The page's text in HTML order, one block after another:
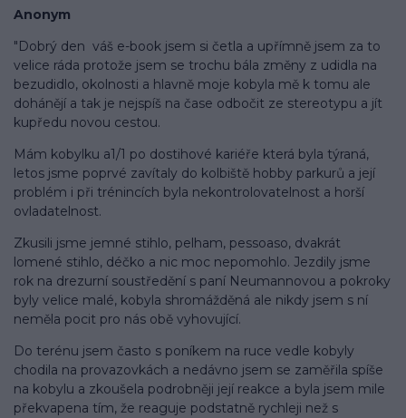
Anonym
"Dobrý den váš e-book jsem si četla a upřímně jsem za to
velice ráda protože jsem se trochu bála změny z udidla na
bezudidlo, okolnosti a hlavně moje kobyla mě k tomu ale
dohánějí a tak je nejspíš na čase odbočit ze stereotypu a jít
kupředu novou cestou.
Mám kobylku a1/1 po dostihové kariéře která byla týraná,
letos jsme poprvé zavítaly do kolbiště hobby parkurů a její
problém i při trénincích byla nekontrolovatelnost a horší
ovladatelnost.
Zkusili jsme jemné stihlo, pelham, pessoaso, dvakrát
lomené stihlo, déčko a nic moc nepomohlo. Jezdily jsme
rok na drezurní soustředění s paní Neumannovou a pokroky
byly velice malé, kobyla shromážděná ale nikdy jsem s ní
neměla pocit pro nás obě vyhovující.
Do terénu jsem často s poníkem na ruce vedle kobyly
chodila na provazovkách a nedávno jsem se zaměřila spíše
na kobylu a zkoušela podrobněji její reakce a byla jsem mile
překvapena tím, že reaguje podstatně rychleji než s